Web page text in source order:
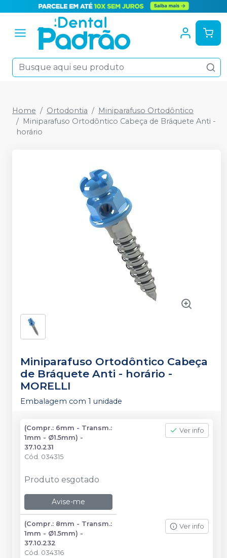
Home Ortodontia
Miniparafuso Ortodôntico
Miniparafuso Ortodôntico Cabeça de Bráquete Anti -
horário
Miniparafuso Ortodôntico Cabeça
de Bráquete Anti - horário -
MORELLI
Embalagem com 1 unidade
(Compr.: 6mm - Transm.:
1mm - Ø1.5mm) -
37.10.231
Cód. 034315
Ver info
Produto esgotado
Avise-me
(Compr.: 8mm - Transm.:
1mm - Ø1.5mm) -
37.10.232
Cód. 034316
Ver info